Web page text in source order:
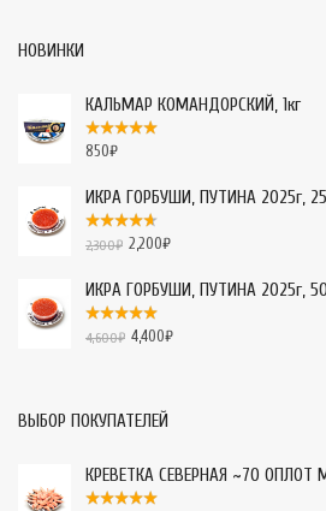
НОВИНКИ
КАЛЬМАР КОМАНДОРСКИЙ, 1кг
850₽
ИКРА ГОРБУШИ, ПУТИНА 2025г,
2,300₽ 2,200₽
ИКРА ГОРБУШИ, ПУТИНА 2025г,
4,600₽ 4,400₽
ВЫБОР ПОКУПАТЕЛЕЙ
КРЕВЕТКА СЕВЕРНАЯ ~70 ОПЛОТ